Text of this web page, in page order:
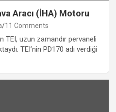
Aracı (İHA) Motoru
11 Comments
TEI, uzun zamandır pervaneli
TEI’nin PD170 adı verdiği